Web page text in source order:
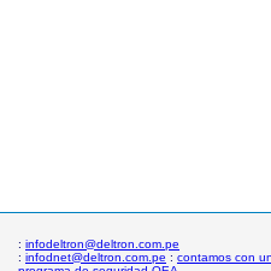
: infodeltron@deltron.com.pe
: infodnet@deltron.com.pe : contamos con